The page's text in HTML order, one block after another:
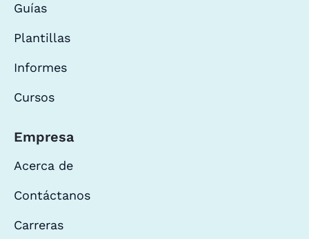
Guías
Plantillas
Informes
Cursos
Empresa
Acerca de
Contáctanos
Carreras